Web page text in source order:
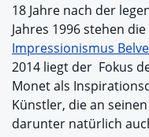
18 Jahre nach der
Jahres 1996 stehen die
Impressionismus
2014 liegt der Fokus
Monet als
Künstler, die an
darunter natürlich